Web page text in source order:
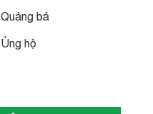
Quảng bá
Ủng hộ